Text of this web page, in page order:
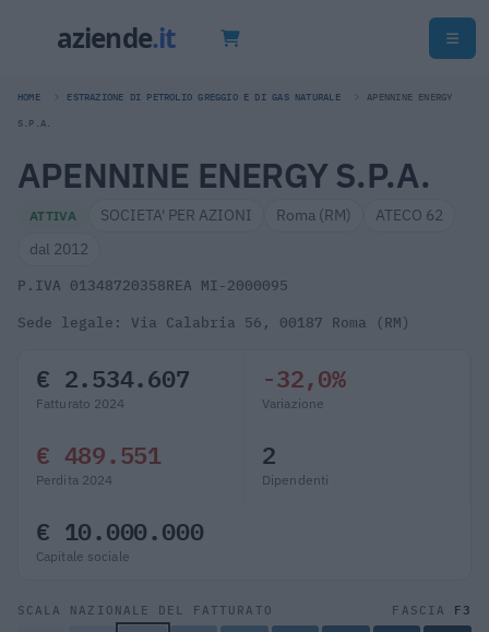
HOME ESTRAZIONE DI PETROLIO GREGGIO E DI GAS NATURALE APENNINE ENERGY
S.P.A.
APENNINE ENERGY S.P.A.
ATTIVA SOCIETA' PER AZIONI Roma (RM)
ATECO 62
dal 2012
P.IVA 01348720358REA MI-2000095
Sede legale: Via Calabria 56, 00187 Roma (RM)
€ 2.534.607
Fatturato 2024
-32,0%
Variazione
€ 489.551
Perdita 2024
2
Dipendenti
€ 10.000.000
Capitale sociale
SCALA NAZIONALE DEL FATTURATO FASCIA F3